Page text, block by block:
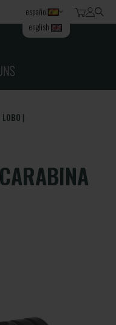
español
english